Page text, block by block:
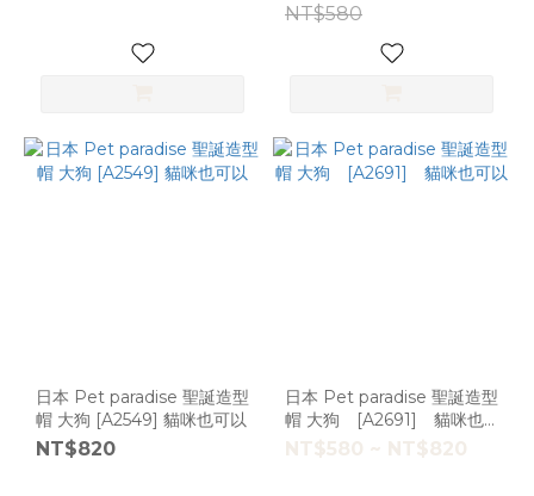
NT$580
日本 Pet paradise 聖誕造型
帽 大狗 [A2549] 貓咪也可以
NT$820
日本 Pet paradise 聖誕造型
帽 大狗 [A2691] 貓咪也
可以
NT$580 ~ NT$820